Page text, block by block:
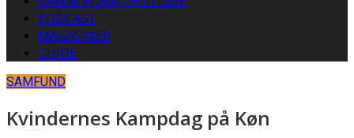
PODCAST
MAGASINER
GUIDE
SAMFUND
Kvindernes Kampdag på Køn